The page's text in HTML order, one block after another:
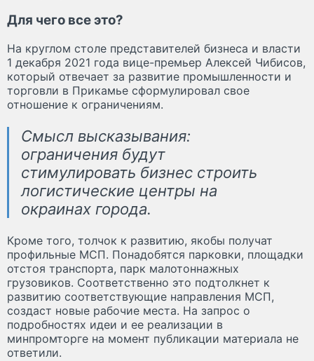
Для чего все это?
На круглом столе представителей бизнеса и власти
1 декабря 2021 года вице-премьер Алексей Чибисов,
который отвечает за развитие промышленности и
торговли в Прикамье сформулировал свое
отношение к ограничениям.
Смысл высказывания:
ограничения будут
стимулировать бизнес строить
логистические центры на
окраинах города.
Кроме того, толчок к развитию, якобы получат
профильные МСП. Понадобятся парковки, площадки
отстоя транспорта, парк малотоннажных
грузовиков. Соответственно это подтолкнет к
развитию соответствующие направления МСП,
создаст новые рабочие места. На запрос о
подробностях идеи и ее реализации в
минпромторге на момент публикации материала не
ответили.